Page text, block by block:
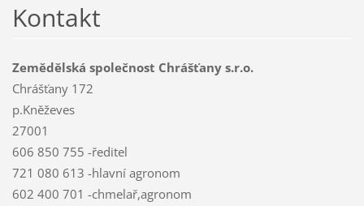
Kontakt
Zemědělská společnost Chrášťany s.r.o.
Chrášťany 172
p.Kněževes
27001
606 850 755 -ředitel
721 080 613 -hlavní agronom
602 400 701 -chmelař,agronom